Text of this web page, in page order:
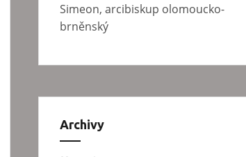
Simeon, arcibiskup olomoucko-
brněnský
Archivy